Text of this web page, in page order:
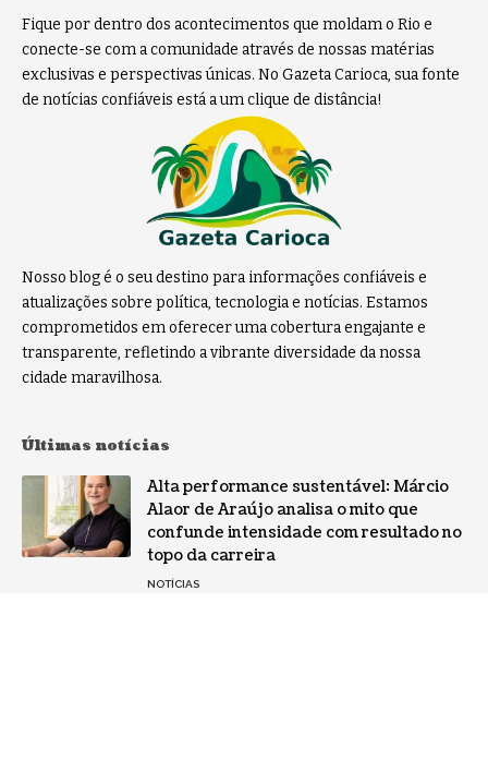
Fique por dentro dos acontecimentos que moldam o Rio e
conecte-se com a comunidade através de nossas matérias
exclusivas e perspectivas únicas. No Gazeta Carioca, sua fonte
de notícias confiáveis está a um clique de distância!
Nosso blog é o seu destino para informações confiáveis e
atualizações sobre política, tecnologia e notícias. Estamos
comprometidos em oferecer uma cobertura engajante e
transparente, refletindo a vibrante diversidade da nossa
cidade maravilhosa.
Últimas notícias
Alta performance sustentável: Márcio
Alaor de Araújo analisa o mito que
confunde intensidade com resultado no
topo da carreira
NOTÍCIAS